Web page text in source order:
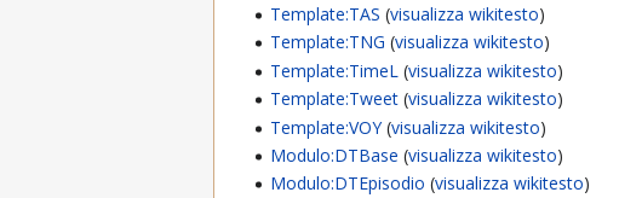
Template:TAS (visualizza wikitesto)
Template:TNG (visualizza wikitesto)
Template:TimeL (visualizza wikitesto)
Template:Tweet (visualizza wikitesto)
Template:VOY(visualizza wikitesto)
Modulo:DTBase (visualizza wikitesto)
Modulo:DTEpisodio (visualizza wikitesto)